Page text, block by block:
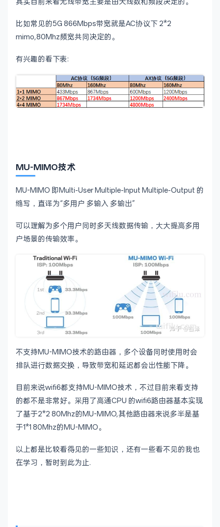
比如常见的5G 866Mbps带宽就是AC协议下 2*2
mimo,80Mhz频宽共同决定的。
有兴趣的看下表:
MU-MIMO技术
MU-MIMO 即Multi-User Multiple-Input Multiple-Output 的
缩写，直译为“多用户 多输入 多输出”
可以理解为多个用户同时多天线数据传输，大大提高多用
户场景的传输效率。
不支持MU-MIMO技术的路由器，多个设备同时使用时会
排队进行数据交换，导致带宽和延迟都会出性能下降。
目前来说wifi6都支持MU-MIMO技术，不过目前来看支持
的都不是非常好。采用了高通CPU 的wifi6路由器基本实现
了基于2*2 80Mhz的MU-MIMO,其他路由器来说多半是基
于1*1 80Mhz的MU-MIMO。
以上都是比较看得见的一些知识，还有一些看不见的我也
在学习，暂时到此为止.